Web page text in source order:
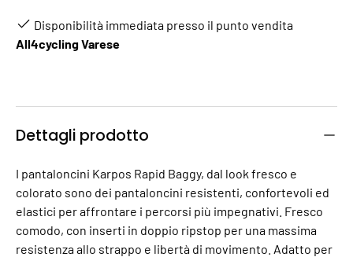
Disponibilità immediata presso il punto vendita
All4cycling Varese
Dettagli prodotto
I pantaloncini Karpos Rapid Baggy, dal look fresco e
colorato sono dei pantaloncini resistenti, confortevoli ed
elastici per affrontare i percorsi più impegnativi. Fresco
comodo, con inserti in doppio ripstop per una massima
resistenza allo strappo e libertà di movimento. Adatto per